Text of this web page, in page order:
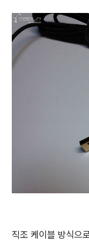
직조 케이블 방식으